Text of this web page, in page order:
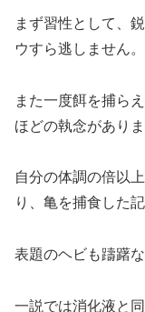
まず習性として、
ウすら逃しません。
また一度餌を捕ら
ほどの執念がありま
自分の体調の倍以
り、亀を捕食した
表題のヘビも躊躇な
一説では消化液と